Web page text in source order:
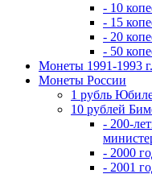
- 10
- 15
- 20
- 50
Монеты 1991-1993
Монеты России
1 рубль
10 рублей
- 200-
- 2000
- 2001